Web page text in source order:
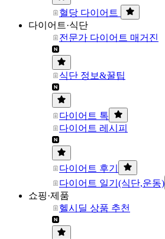
혈당 다이어트
다이어트·식단
전문가 다이어트 매거진
식단 정보&꿀팁
다이어트 톡
다이어트 레시피
다이어트 후기
다이어트 일기(식단,운동)
쇼핑·제품
헬시딜 상품 추천